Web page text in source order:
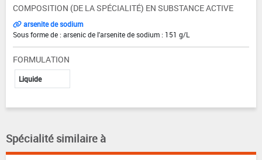
COMPOSITION (DE LA SPÉCIALITÉ) EN SUBSTANCE ACTIVE
arsenite de sodium
Sous forme de : arsenic de l'arsenite de sodium : 151 g/L
FORMULATION
Liquide
Spécialité similaire à